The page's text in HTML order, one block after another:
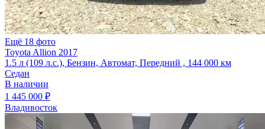
Ещё 18 фото
Toyota Allion 2017
1.5 л (109 л.с.), Бензин, Автомат, Передний , 144 000 км
Седан
В наличии
1 445 000 ₽
Владивосток